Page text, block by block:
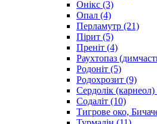
Онікс (3)
Опал (4)
Перламутр (21)
Пірит (5)
Преніт (4)
Раухтопаз
Родоніт (5)
Родохрозит (9)
Сердолік (карнеол)
Содаліт (10)
Тигрове око,